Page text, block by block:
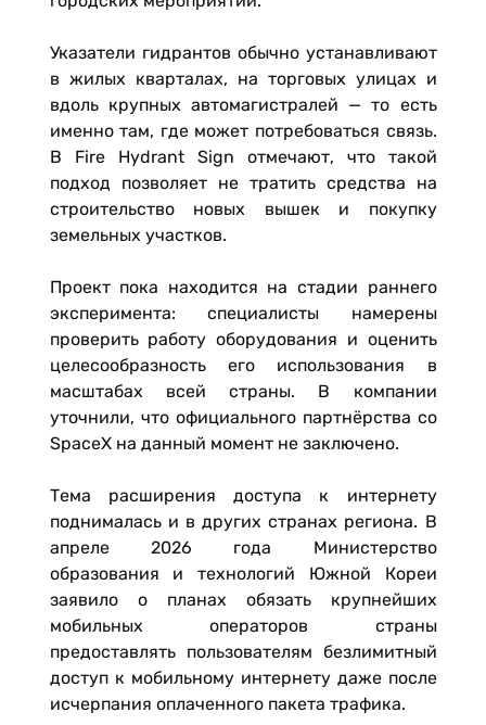
Указатели гидрантов обычно устанавливают
в жилых кварталах, на торговых улицах и
вдоль крупных автомагистралей — то есть
именно там, где может потребоваться связь.
В Fire Hydrant Sign отмечают, что такой
подход позволяет не тратить средства на
строительство новых вышек и покупку
земельных участков.
Проект пока находится на стадии раннего
эксперимента: специалисты намерены
проверить работу оборудования и оценить
целесообразность его использования в
масштабах всей страны. В компании
уточнили, что официального партнёрства со
SpaceX на данный момент не заключено.
Тема расширения доступа к интернету
поднималась и в других странах региона. В
апреле 2026 года Министерство
образования и технологий Южной Кореи
заявило о планах обязать крупнейших
мобильных операторов страны
предоставлять пользователям безлимитный
доступ к мобильному интернету даже после
исчерпания оплаченного пакета трафика.